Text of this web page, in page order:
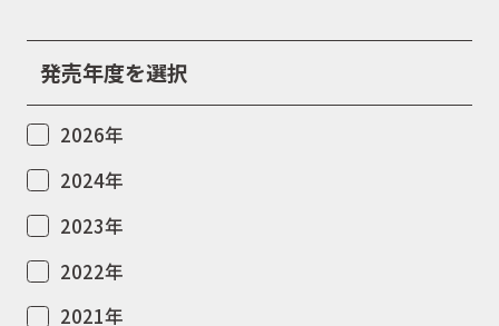
発売年度を選択
2026年
2024年
2023年
2022年
2021年